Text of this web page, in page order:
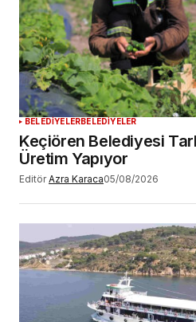
BELEDİYELERBELEDİYELER
Keçiören Belediyesi
Üretim Yapıyor
Editör Azra Karaca05/08/2026